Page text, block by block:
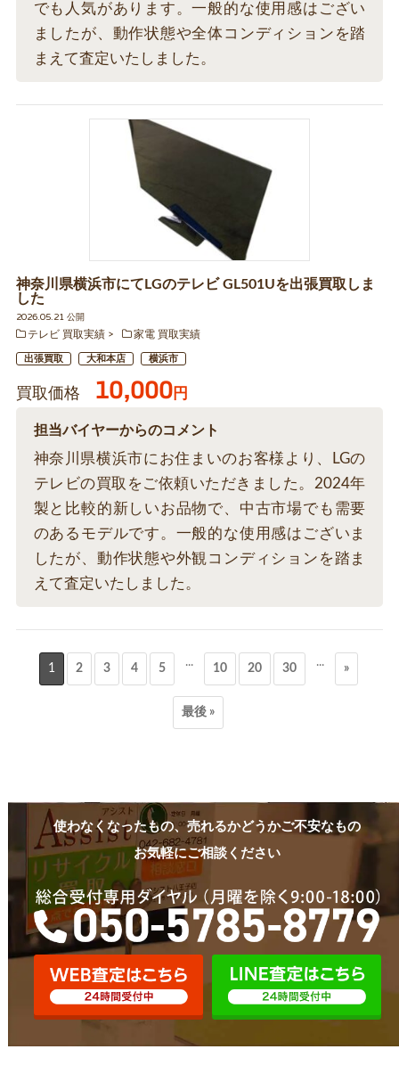
でも人気があります。一般的な使用感はござい
ましたが、動作状態や全体コンディションを踏
まえて査定いたしました。
神奈川県横浜市にてLGのテレビ GL501Uを出張買取しま
した
2026.05.21 公開
テレビ 買取実績
家電 買取実績
出張買取 大和本店 横浜市
買取価格 10,000円
担当バイヤーからのコメント
神奈川県横浜市にお住まいのお客様より、LGの
テレビの買取をご依頼いただきました。2024年
製と比較的新しいお品物で、中古市場でも需要
のあるモデルです。一般的な使用感はございま
したが、動作状態や外観コンディションを踏ま
えて査定いたしました。
1 2 3 4 5 ... 10 20 30 ... »
最後 »
使わなくなったもの、売れるかどうかご不安なもの
お気軽にご相談ください